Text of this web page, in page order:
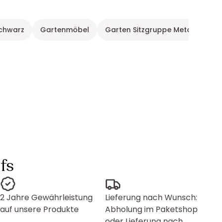
Gartenmöbel Garten Sitzgruppe Metall
2 Jahre Gewährleistung
auf unsere Produkte
Lieferung nach Wunsch:
Abholung im Paketshop